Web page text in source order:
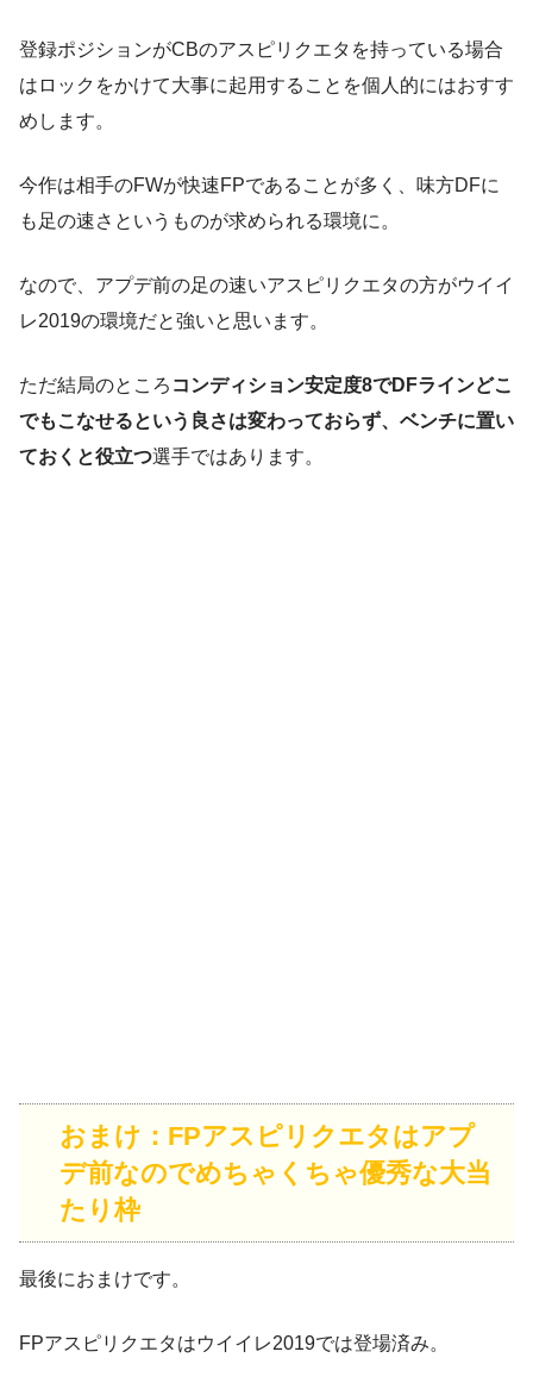
登録ポジションがCBのアスピリクエタを持っている場合
はロックをかけて大事に起用することを個人的にはおすす
めします。
今作は相手のFWが快速FPであることが多く、味方DFに
も足の速さというものが求められる環境に。
なので、アプデ前の足の速いアスピリクエタの方がウイイ
レ2019の環境だと強いと思います。
ただ結局のところ コンディション安定度8でDFラインどこ
でもこなせるという良さは変わっておらず、ベンチに置い
ておくと役立つ選手ではあります。
おまけ：FPアスピリクエタはアプ
デ前なのでめちゃくちゃ優秀な大当
たり枠
最後におまけです。
FPアスピリクエタはウイイレ2019では登場済み。